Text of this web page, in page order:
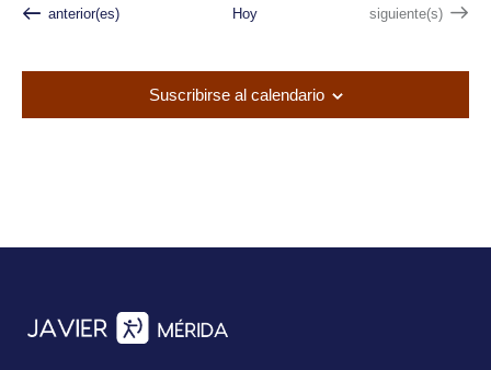
l
c
e
Eventos
anterior(es) Hoy Eventos
siguiente(s)
Suscribirse al calendario